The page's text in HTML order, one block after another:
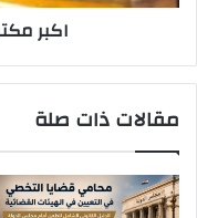
اكبر
مقالات ذات صلة